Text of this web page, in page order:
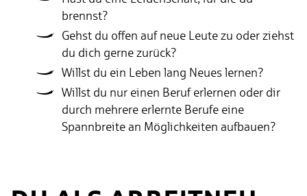
brennst?
Gehst du offen auf neue Leute zu oder ziehst
du dich gerne zurück?
Willst du ein Leben lang Neues lernen?
Willst du nur einen Beruf erlernen oder dir
durch mehrere erlernte Berufe eine
Spannbreite an Möglichkeiten aufbauen?